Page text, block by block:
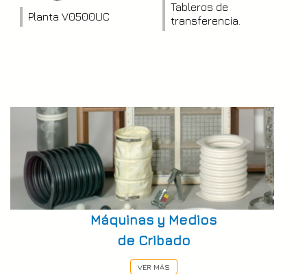
Planta V0500UC
Tableros de
transferencia.
Máquinas y Medios
de Cribado
VER MÁS